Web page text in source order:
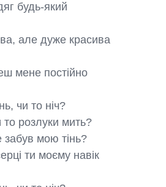
будь-який
але дуже красива
мене постійно
чи то ніч?
розлуки мить?
мою тінь?
ти моєму навік